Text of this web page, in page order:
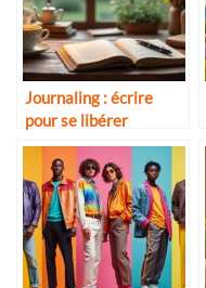
Journaling : écrire
pour se libérer